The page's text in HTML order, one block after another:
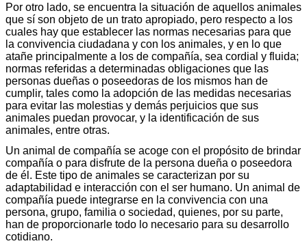
Por otro lado, se encuentra la situación de aquellos animales
que sí son objeto de un trato apropiado, pero respecto a los
cuales hay que establecer las normas necesarias para que
la convivencia ciudadana y con los animales, y en lo que
atañe principalmente a los de compañía, sea cordial y fluida;
normas referidas a determinadas obligaciones que las
personas dueñas o poseedoras de los mismos han de
cumplir, tales como la adopción de las medidas necesarias
para evitar las molestias y demás perjuicios que sus
animales puedan provocar, y la identificación de sus
animales, entre otras.
Un animal de compañía se acoge con el propósito de brindar
compañía o para disfrute de la persona dueña o poseedora
de él. Este tipo de animales se caracterizan por su
adaptabilidad e interacción con el ser humano. Un animal de
compañía puede integrarse en la convivencia con una
persona, grupo, familia o sociedad, quienes, por su parte,
han de proporcionarle todo lo necesario para su desarrollo
cotidiano.